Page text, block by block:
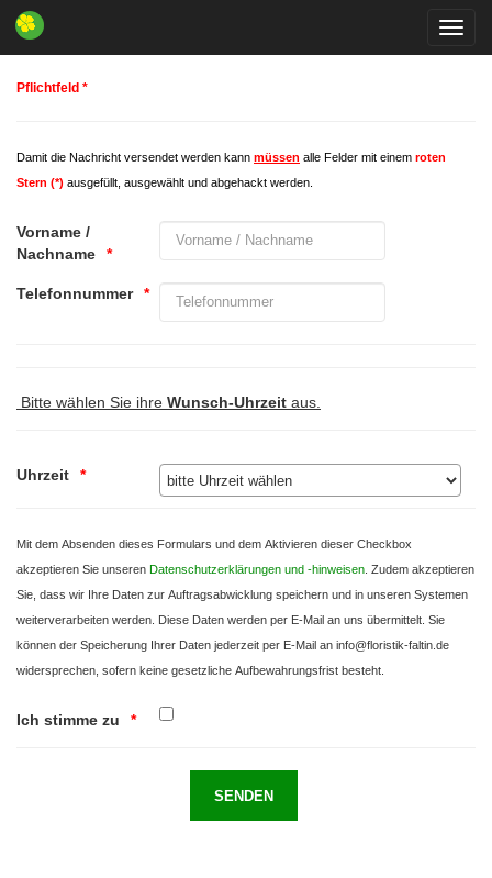
Pflichtfeld *
Damit die Nachricht versendet werden kann müssen alle Felder mit einem roten
Stern (*) ausgefüllt, ausgewählt und abgehackt werden.
Vorname /
Nachname
Telefonnummer
Bitte wählen Sie ihre Wunsch-Uhrzeit aus.
Uhrzeit
Mit dem Absenden dieses Formulars und dem Aktivieren dieser Checkbox
akzeptieren Sie unseren Daten­schutz­erklärungen und -hinweisen . Zudem akzeptieren
Sie, dass wir Ihre Daten zur Auftragsabwicklung speichern und in unseren Systemen
weiterverarbeiten werden. Diese Daten werden per E-Mail an uns übermittelt. Sie
können der Speicherung Ihrer Daten jederzeit per E-Mail an info@floristik-faltin.de
widersprechen, sofern keine gesetzliche Aufbewahrungsfrist besteht.
Ich stimme zu